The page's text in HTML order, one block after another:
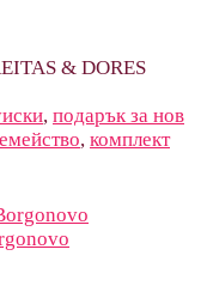
& DORES
, подарък за нов
, комплект